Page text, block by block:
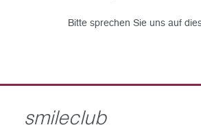
Bitte sprechen Sie uns auf
smileclub